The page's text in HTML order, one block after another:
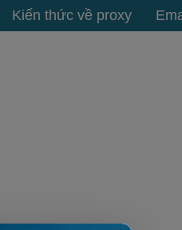
Kiến thức về proxy